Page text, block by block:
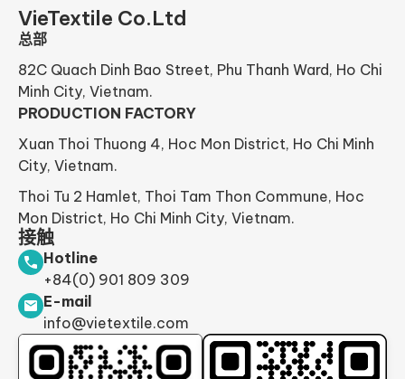
VieTextile Co.Ltd
总部
82C Quach Dinh Bao Street, Phu Thanh Ward, Ho Chi
Minh City, Vietnam.
PRODUCTION FACTORY
Xuan Thoi Thuong 4, Hoc Mon District, Ho Chi Minh
City, Vietnam.
Thoi Tu 2 Hamlet, Thoi Tam Thon Commune, Hoc
Mon District, Ho Chi Minh City, Vietnam.
接触
Hotline
+84(0) 901 809 309
E-mail
info@vietextile.com